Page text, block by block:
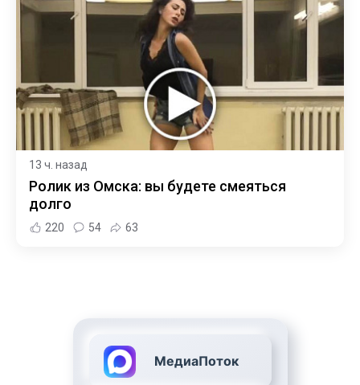
13 ч. назад
Ролик из Омска: вы будете смеяться
долго
220 54 63
МедиаПоток